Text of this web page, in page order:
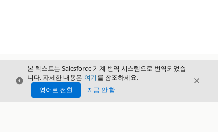
닫기
본 텍스트는 Salesforce 기계 번역 시스템으로 번역되었습
니다. 자세한 내용은 여기 를 참조하세요.
영어로 전환
지금 안 함
닫기